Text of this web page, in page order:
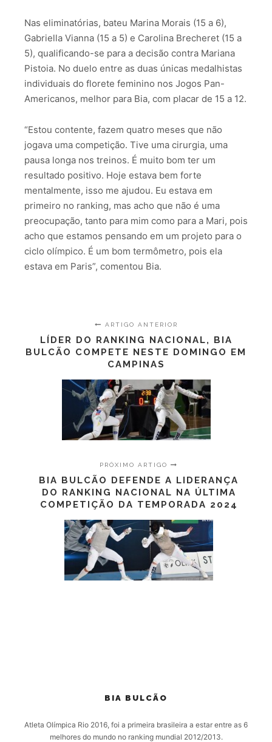
Nas eliminatórias, bateu Marina Morais (15 a 6),
Gabriella Vianna (15 a 5) e Carolina Brecheret (15 a
5), qualificando-se para a decisão contra Mariana
Pistoia. No duelo entre as duas únicas medalhistas
individuais do florete feminino nos Jogos Pan-
Americanos, melhor para Bia, com placar de 15 a 12.
“Estou contente, fazem quatro meses que não
jogava uma competição. Tive uma cirurgia, uma
pausa longa nos treinos. É muito bom ter um
resultado positivo. Hoje estava bem forte
mentalmente, isso me ajudou. Eu estava em
primeiro no ranking, mas acho que não é uma
preocupação, tanto para mim como para a Mari, pois
acho que estamos pensando em um projeto para o
ciclo olímpico. É um bom termômetro, pois ela
estava em Paris”, comentou Bia.
ARTIGO ANTERIOR
LÍDER DO RANKING NACIONAL, BIA
BULCÃO COMPETE NESTE DOMINGO EM
CAMPINAS
PRÓXIMO ARTIGO
BIA BULCÃO DEFENDE A LIDERANÇA
DO RANKING NACIONAL NA ÚLTIMA
COMPETIÇÃO DA TEMPORADA 2024
BIA BULCÃO
Atleta Olímpica Rio 2016, foi a primeira brasileira a estar entre as 6
melhores do mundo no ranking mundial 2012/2013.